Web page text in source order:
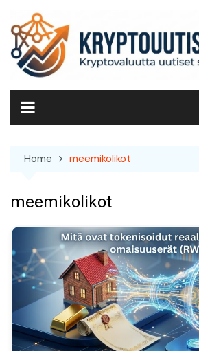
content
Home meemikolikot
meemikolikot